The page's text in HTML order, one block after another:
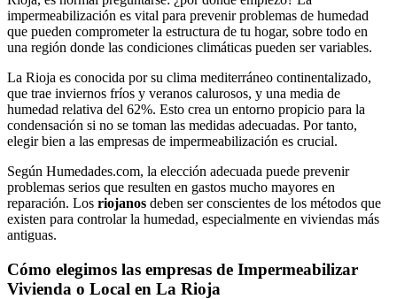
impermeabilización es vital para prevenir problemas de humedad
que pueden comprometer la estructura de tu hogar, sobre todo en
una región donde las condiciones climáticas pueden ser variables.
La Rioja es conocida por su clima mediterráneo continentalizado,
que trae inviernos fríos y veranos calurosos, y una media de
humedad relativa del 62%. Esto crea un entorno propicio para la
condensación si no se toman las medidas adecuadas. Por tanto,
elegir bien a las empresas de impermeabilización es crucial.
Según Humedades.com, la elección adecuada puede prevenir
problemas serios que resulten en gastos mucho mayores en
reparación. Los riojanos deben ser conscientes de los métodos que
existen para controlar la humedad, especialmente en viviendas más
antiguas.
Cómo elegimos las empresas de Impermeabilizar
Vivienda o Local en La Rioja